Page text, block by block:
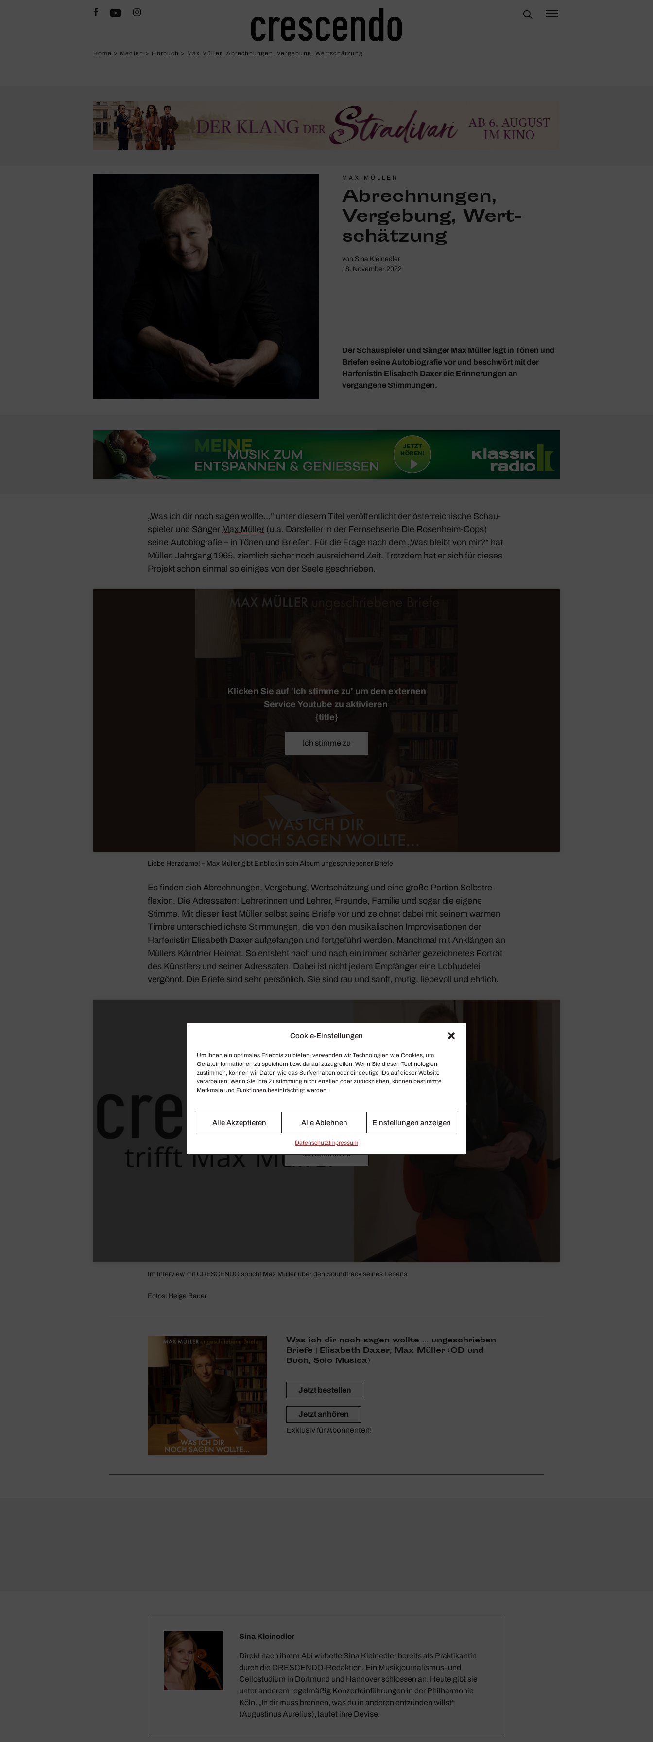
Cookie-Einstellungen
Um Ihnen ein optimales Erlebnis zu bieten, verwenden wir Technologien wie Cookies, um
Geräteinformationen zu speichern bzw. darauf zuzugreifen. Wenn Sie diesen Technologien
zustimmen, können wir Daten wie das Surfverhalten oder eindeutige IDs auf dieser Website
verarbeiten. Wenn Sie Ihre Zustimmung nicht erteilen oder zurückziehen, können bestimmte
Merkmale und Funktionen beeinträchtigt werden.
Alle Akzeptieren Alle Ablehnen Einstellungen anzeigen
Daten­schutzImpressum
Home > Medien > Hörbuch > Max Müller: Abrech­nungen, Verge­bung, Wert­schät­zung
MAX MÜLLER
Abrech­nungen,
Verge­bung, Wert­
schät­zung
von Sina Kleinedler
18. November 2022
Der Schauspieler und Sänger Max Müller legt in Tönen und
Briefen seine Autobiografie vor und beschwört mit der
Harfenistin Elisabeth Daxer die Erinnerungen an
vergangene Stimmungen.
„Was ich dir noch sagen wollte…“ unter diesem Titel veröf­fent­licht der öster­rei­chi­sche Schau­
spieler und Sänger Max Müller (u.a. Darsteller in der Fern­seh­serie Die Rosen­heim-Cops)
seine Auto­bio­grafie – in Tönen und Briefen. Für die Frage nach dem „Was bleibt von mir?“ hat
Müller, Jahr­gang 1965, ziem­lich sicher noch ausrei­chend Zeit. Trotzdem hat er sich für dieses
Projekt schon einmal so einiges von der Seele geschrieben.
Klicken Sie auf 'Ich stimme zu' um den externen
Service Youtube zu aktivieren
{title}
Ich stimme zu
Liebe Herz­dame! – Max Müller gibt Einblick in sein Album unge­schrie­bener Briefe
Es finden sich Abrech­nungen, Verge­bung, Wert­schät­zung und eine große Portion Selbst­re­
fle­xion. Die Adres­saten: Lehre­rinnen und Lehrer, Freunde, Familie und sogar die eigene
Stimme. Mit dieser liest Müller selbst seine Briefe vor und zeichnet dabei mit seinem warmen
Timbre unter­schied­lichste Stim­mungen, die von den musi­ka­li­schen Impro­vi­sa­tionen der
Harfe­nistin Elisa­beth Daxer aufge­fangen und fort­ge­führt werden. Manchmal mit Anklängen an
Müllers Kärntner Heimat. So entsteht nach und nach ein immer schärfer gezeich­netes Porträt
des Künst­lers und seiner Adres­saten. Dabei ist nicht jedem Empfänger eine Lobhu­delei
vergönnt. Die Briefe sind sehr persön­lich. Sie sind rau und sanft, mutig, liebe­voll und ehrlich.
Service Youtube zu aktivieren
{title}
Ich stimme zu
Im Inter­view mit CRESCENDO spricht Max Müller über den Sound­track seines Lebens
Fotos: Helge Bauer
Was ich dir noch sagen wollte … unge­schrieben
Briefe | Elisa­beth Daxer, Max Müller (CD und
Buch, Solo Musica)
Jetzt bestellen
Jetzt anhören
Exklusiv für Abonnenten!
Sina Kleinedler
Direkt nach ihrem Abi wirbelte Sina Kleinedler bereits als Praktikantin
durch die CRESCENDO-Redaktion. Ein Musikjournalismus- und
Cellostudium in Dortmund und Hannover schlossen an. Heute gibt sie
unter anderem regelmäßig Konzerteinführungen in der Philharmonie
Köln. „In dir muss brennen, was du in anderen entzünden willst“
(Augustinus Aurelius), lautet ihre Devise.